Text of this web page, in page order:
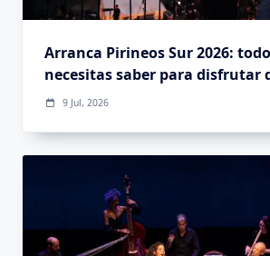
Arranca Pirineos Sur 2026:
necesitas saber para disfrutar
9 Jul, 2026